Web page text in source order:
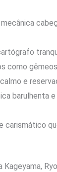
como
e
barulhenta
carismático